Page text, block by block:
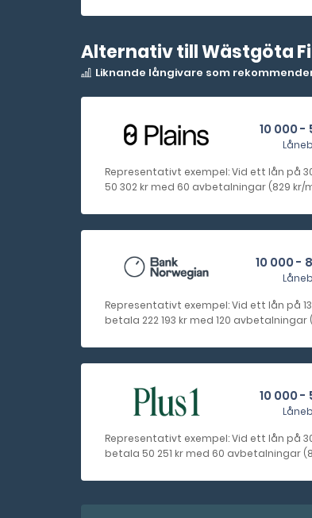
Alternativ till Wästgöta
Liknande långivare som
10 000 -
Representativt exempel: Vid ett lån på
50 302 kr med 60 avbetalningar (829 kr/
10 000 -
Representativt exempel: Vid ett lån på
betala 222 193 kr med 120
10 000 -
Representativt exempel: Vid ett lån på
betala 50 251 kr med 60 avbetalningar